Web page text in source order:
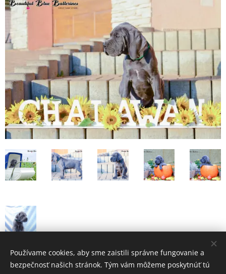
Používame cookies, aby sme zaistili správne fungovanie a
bezpečnosť našich stránok. Tým vám môžeme poskytnúť tú